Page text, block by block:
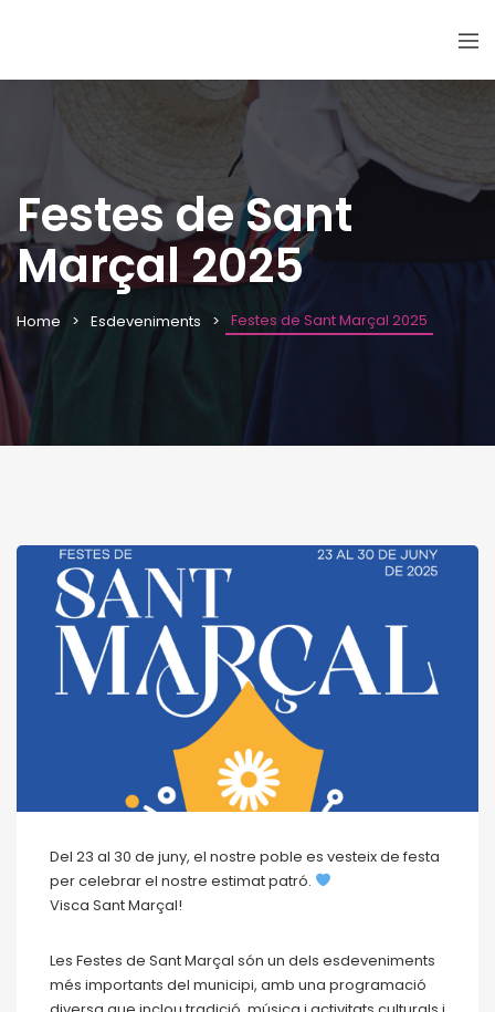
Festes de Sant
Marçal 2025
Home Esdeveniments Festes de Sant Marçal 2025
Del 23 al 30 de juny, el nostre poble es vesteix de festa
per celebrar el nostre estimat patró.
Visca Sant Marçal!
Les Festes de Sant Marçal són un dels esdeveniments
més importants del municipi, amb una programació